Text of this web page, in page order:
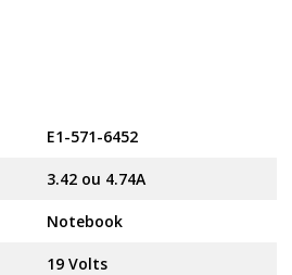
E1-571-6452
3.42 ou 4.74A
Notebook
19 Volts